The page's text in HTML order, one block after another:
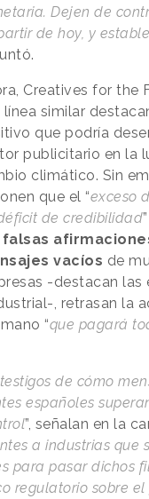
Dejen de
de hoy, y
Creatives for the
línea similar
que podría
publicitario en la
climático. Sin
que el “exceso
de credibilidad
falsas
vacíos de
-destacan las
, retrasan la
“que pagará
de cómo
españoles
”, señalan en la
a industrias que
para pasar dichos
regulatorio sobre el